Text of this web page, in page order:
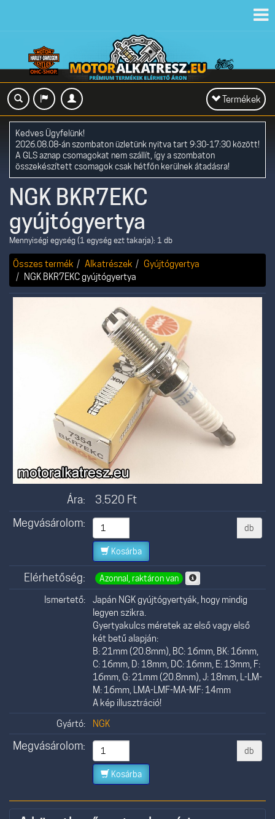
Toggle
navigation
Termékek
Kedves Ügyfelünk!
2026.08.08-án szombaton üzletünk nyitva tart 9:30-17:30 között!
A GLS aznap csomagokat nem szállít, így a szombaton
összekészített csomagok csak hétfőn kerülnek átadásra!
NGK BKR7EKC
gyújtógyertya
Mennyiségi egység (1 egység ezt takarja): 1 db
Összes termék Alkatrészek
Gyújtógyertya
NGK BKR7EKC gyújtógyertya
Ára: 3.520 Ft
Megvásárolom:
db
Kosárba
Elérhetőség: Azonnal, raktáron van
Ismertető:
Japán NGK gyújtógyertyák, hogy mindig
legyen szikra.
Gyertyakulcs méretek az első vagy első
két betű alapján:
B: 21mm (20.8mm), BC: 16mm, BK: 16mm,
C: 16mm, D: 18mm, DC: 16mm, E: 13mm, F:
16mm, G: 21mm (20.8mm), J: 18mm, L-LM-
M: 16mm, LMA-LMF-MA-MF: 14mm
A kép illusztráció!
Gyártó:
NGK
Megvásárolom: db
Kosárba